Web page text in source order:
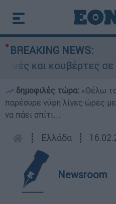
BREAKING NEWS:
κουβέρτες σε
δημοφιλές τώρα: «Θέλω
παρέσυρε νύφη λίγες ώρες
να πάει σπίτι...
┋ Ελλάδα ┋
Newsroom